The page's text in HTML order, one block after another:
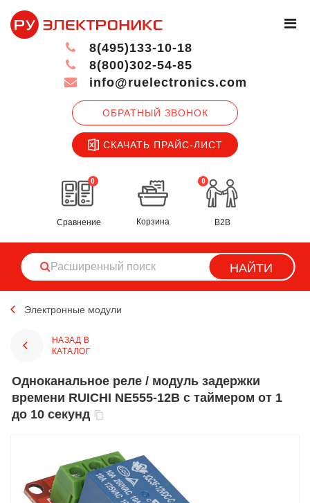
ОБРАТНЫЙ ЗВОНОК
СКАЧАТЬ ПРАЙС-ЛИСТ
8(495)133-10-18
8(800)302-54-85
info@ruelectronics.com
0
Сравнение
0
Корзина B2B
НАЙТИ
Электронные модули
НАЗАД В
КАТАЛОГ
Одноканальное реле / модуль задержки
времени RUICHI NE555-12В с таймером от 1
до 10 секунд